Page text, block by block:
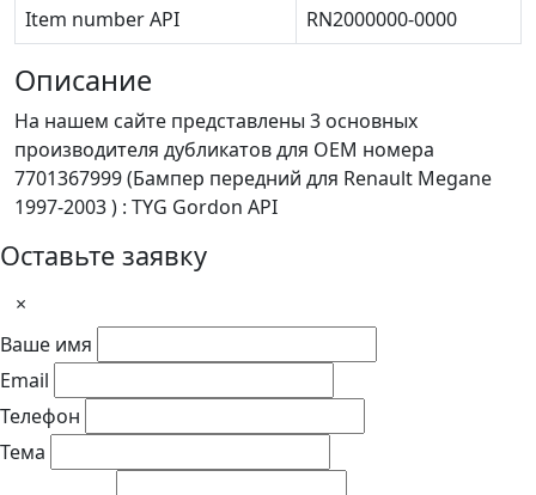
Item number API
RN2000000-0000
Описание
На нашем сайте представлены 3 основных
производителя дубликатов для OEM номера
7701367999 (Бампер передний для Renault Megane
1997-2003 ) : TYG Gordon API
Оставьте заявку
×
Ваше имя
Email
Телефон
Тема